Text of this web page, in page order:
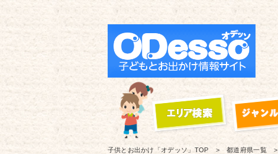
子供とお出かけ「オデッソ」 TOP 都道府県一覧